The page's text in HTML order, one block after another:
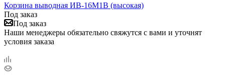
Корзина выводная ИВ-16М1В (высокая)
Под заказ
Под заказ
Наши менеджеры обязательно свяжутся с вами и уточнят
условия заказа